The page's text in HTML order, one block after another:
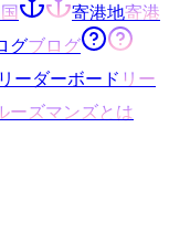
国 寄港地寄港
グブログ
リーダーボード リー
ーズマンズとは